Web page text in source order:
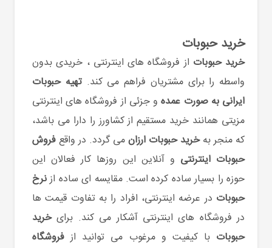
خرید حبوبات
خرید حبوبات از فروشگاه های اینترنتی ، خریدی بدون
واسطه را برای مشتریان فراهم می کند.تهیه حبوبات
ایرانی به صورت عمده و جزئی از فروشگاه های اینترنتی
مزیتی همانند خرید مستقیم از کشاورز را دارا می باشد،
که منجر بهخرید حبوبات ارزانمی گردد. در واقعفروش
حبوبات اینترنتی و آنلاین این روزها کار فعالان این
حوزه را بسیار ساده کرده است. مقایسه ای ساده ازنرخ
حبوبات در عرضه اینترنتی، افراد را به تفاوت قیمت ها
در فروشگاه های اینترنتی آشکار می کند. برایخرید
حبوبات با کیفیت و مرغوب می توانید از فروشگاه